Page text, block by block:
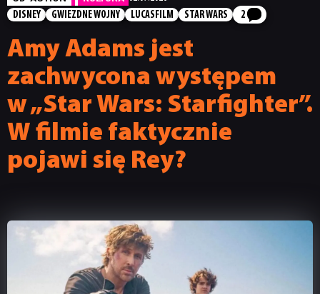
DISNEY
GWIEZDNE WOJNY LUCASFILM STAR WARS 2
Amy Adams jest
zachwycona występem
w „Star Wars: Starfighter”.
W filmie faktycznie
pojawi się Rey?